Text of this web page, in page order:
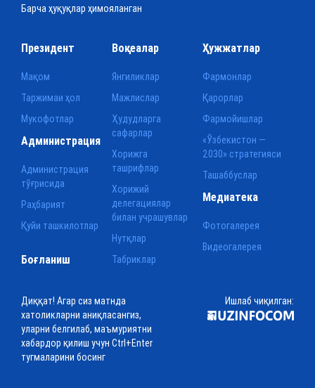
Барча ҳуқуқлар ҳимояланган
Президент
Мақом
Таржимаи ҳол
Мукофотлар
Воқеалар
Янгиликлар
Мажлислар
Ҳудудларга
сафарлар
Хорижга
ташрифлар
Хорижий
делегациялар
билан учрашувлар
Нутқлар
Табриклар
Ҳужжатлар
Фармонлар
Қарорлар
Фармойишлар
«Ўзбекистон —
2030» стратегияси
Ташаббуслар
Администрация
Администрация
тўғрисида
Раҳбарият
Қуйи ташкилотлар
Медиатека
Фотогалерея
Видеогалерея
Боғланиш
Диққат! Агар сиз матнда
хатоликларни аниқласангиз,
уларни белгилаб, маъмуриятни
хабардор қилиш учун Ctrl+Enter
тугмаларини босинг
Ишлаб чиқилган: